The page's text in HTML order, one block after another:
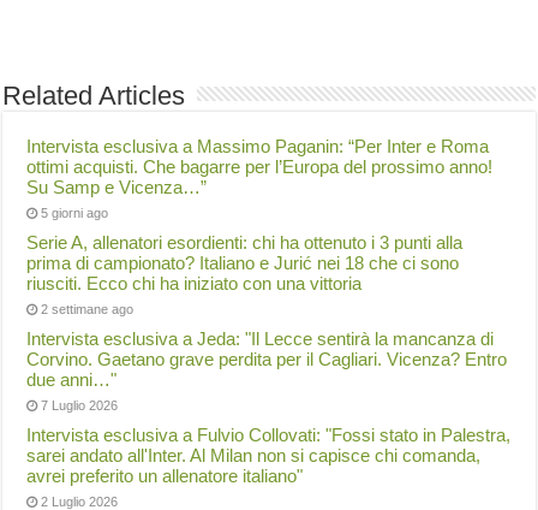
Related Articles
Intervista esclusiva a Massimo Paganin: “Per Inter e Roma
ottimi acquisti. Che bagarre per l’Europa del prossimo anno!
Su Samp e Vicenza…”
5 giorni ago
Serie A, allenatori esordienti: chi ha ottenuto i 3 punti alla
prima di campionato? Italiano e Jurić nei 18 che ci sono
riusciti. Ecco chi ha iniziato con una vittoria
2 settimane ago
Intervista esclusiva a Jeda: "Il Lecce sentirà la mancanza di
Corvino. Gaetano grave perdita per il Cagliari. Vicenza? Entro
due anni…"
7 Luglio 2026
Intervista esclusiva a Fulvio Collovati: "Fossi stato in Palestra,
sarei andato all'Inter. Al Milan non si capisce chi comanda,
avrei preferito un allenatore italiano"
2 Luglio 2026